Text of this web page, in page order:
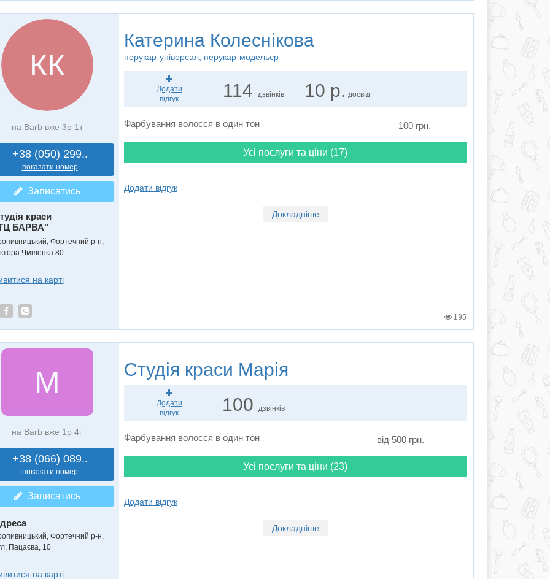
КК
на Barb вже 3р 1т
+38 (050) 299..
показати номер
Записатись
краси
БАРВА"
Фортечний р-н,
Чміленка 80
на карті
Катерина Колеснікова
перукар-універсал, перукар-модельєр
Додати
відгук
114 дзвінків 10 р. досвід
Фарбування волосся в один тон 100 грн.
Усі послуги та ціни (17)
Додати відгук
Докладніше
195
M
на Barb вже 1р 4г
+38 (066) 089..
показати номер
Записатись
Фортечний р-н,
Пацаєва, 10
на карті
Студія краси Maрія
Додати
відгук
100 дзвінків
Фарбування волосся в один тон від 500 грн.
Усі послуги та ціни (23)
Додати відгук
Докладніше